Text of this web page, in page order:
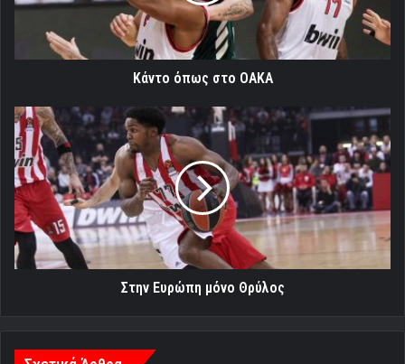
Κάντο όπως στο ΟΑΚΑ
Στην
Ευρώπη
μόνο
Θρύλος
Στην Ευρώπη μόνο Θρύλος